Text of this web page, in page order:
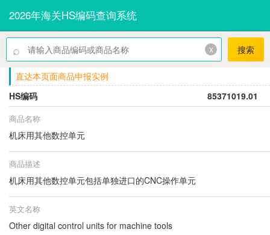
2026年海关HS编码查询系统
⌕ x 搜索
直达本页面商品申报实例
HS编码
85371019.01
商品名称
机床用其他数控单元
商品描述
机床用其他数控单元包括单独进口的CNC操作单元
英文名称
Other digital control units for machine tools